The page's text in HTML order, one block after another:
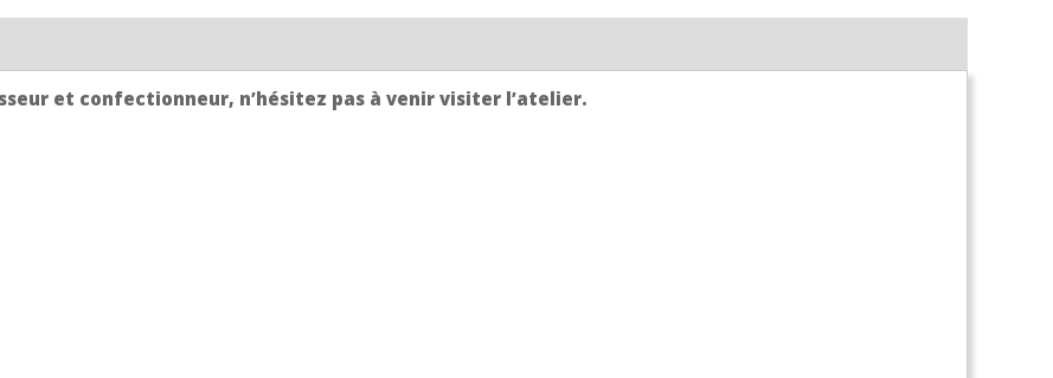
et confectionneur, n’hésitez pas à venir visiter l’atelier.